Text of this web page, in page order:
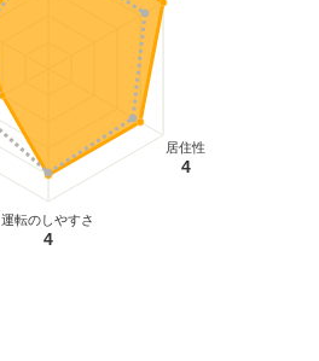
居住性
4
運転のしやすさ
4